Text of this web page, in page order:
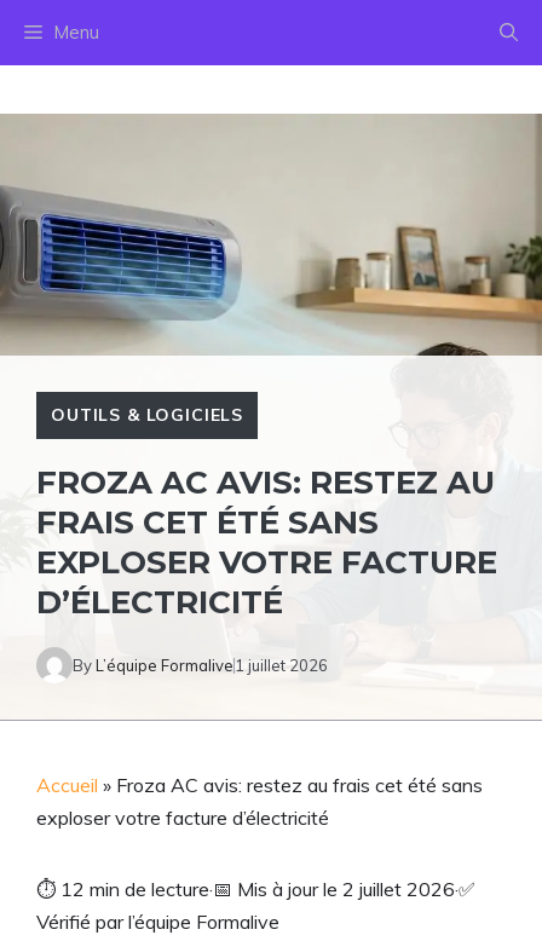
Menu
OUTILS & LOGICIELS
FROZA AC AVIS: RESTEZ AU
FRAIS CET ÉTÉ SANS
EXPLOSER VOTRE FACTURE
D’ÉLECTRICITÉ
ByL’équipe Formalive1 juillet 2026
Accueil » Froza AC avis: restez au frais cet été sans
exploser votre facture d’électricité
⏱ 12 min de lecture·📅 Mis à jour le 2 juillet 2026·✅
Vérifié par l’équipe Formalive